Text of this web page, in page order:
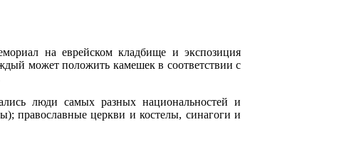
на еврейском кладбище и экспозиция
может положить камешек в соответствии с
люди самых разных национальностей и
православные церкви и костелы, синагоги и